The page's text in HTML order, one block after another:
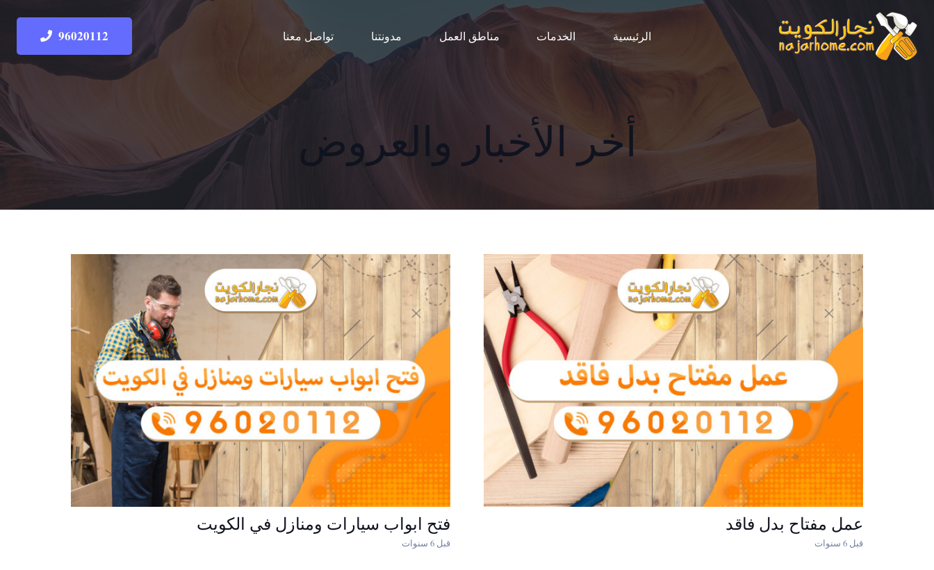
الرئيسية الخدمات مناطق العمل مدونتنا تواصل معنا 96020112
أخر الأخبار والعروض
عمل مفتاح بدل فاقد
قبل 6 سنوات
فتح ابواب سيارات ومنازل في الكويت
قبل 6 سنوات